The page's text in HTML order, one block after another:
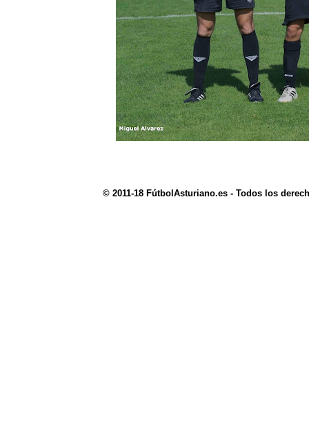
© 2011-18 FútbolAsturiano.es - Todos los